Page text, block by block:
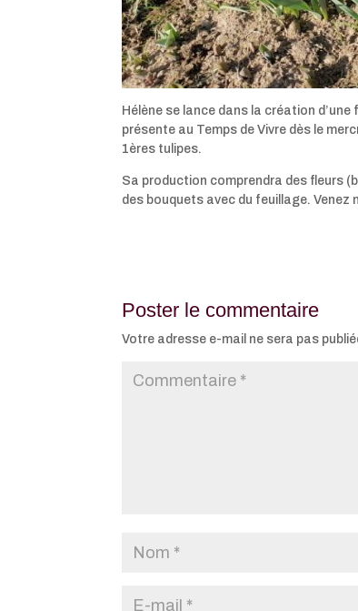
Hélène se lance dans la création
présente au Temps de Vivre dès le
1ères tulipes.
Sa production comprendra des fleurs
des bouquets avec du feuillage. Venez
Poster le commentaire
Votre adresse e-mail ne sera pas